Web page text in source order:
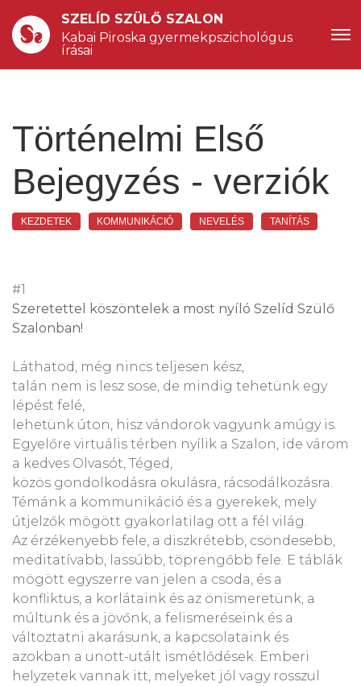
SZELÍD SZÜLŐ SZALON
Kabai Piroska gyermekpszichológus
írásai
Történelmi Első
Bejegyzés - verziók
KEZDETEK KOMMUNIKÁCIÓ NEVELÉS TANÍTÁS
#1
Szeretettel köszöntelek a most nyíló Szelíd Szülő
Szalonban!
Láthatod, még nincs teljesen kész,
talán nem is lesz sose, de mindig tehetünk egy
lépést felé,
lehetünk úton, hisz vándorok vagyunk amúgy is.
Egyelőre virtuális térben nyílik a Szalon, ide várom
a kedves Olvasót, Téged,
közös gondolkodásra okulásra, rácsodálkozásra.
Témánk a kommunikáció és a gyerekek, mely
útjelzők mögött gyakorlatilag ott a fél világ.
Az érzékenyebb fele, a diszkrétebb, csöndesebb,
meditatívabb, lassúbb, töprengőbb fele. E táblák
mögött egyszerre van jelen a csoda, és a
konfliktus, a korlátaink és az önismeretünk, a
múltunk és a jövőnk, a felismeréseink és a
változtatni akarásunk, a kapcsolataink és
azokban a unott-utált ismétlődések. Emberi
helyzetek vannak itt, melyeket jól vagy rosszul